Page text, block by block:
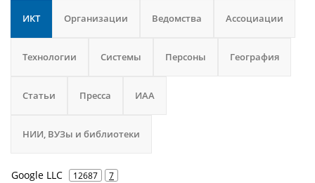
ИКТ Организации Ведомства Ассоциации
Технологии Системы Персоны География
Статьи Пресса ИАА
НИИ, ВУЗы и библиотеки
Google LLC 12687 7